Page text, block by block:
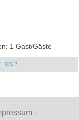
1 Gast/Gäste
iOS 7
-